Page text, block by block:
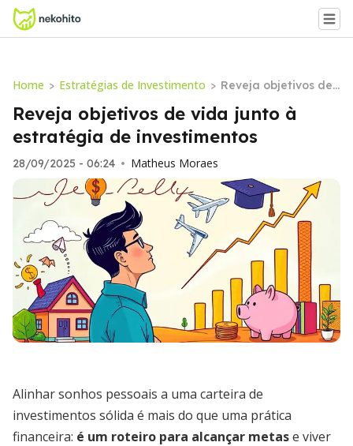
Home > Estratégias de Investimento > Reveja objetivos de
vida junto à estraté
gia de investimentos
Reveja objetivos de vida junto à
estratégia de investimentos
28/09/2025 - 06:24 • Matheus Moraes
Alinhar sonhos pessoais a uma carteira de
investimentos sólida é mais do que uma prática
financeira: é um roteiro para alcançar metase viver